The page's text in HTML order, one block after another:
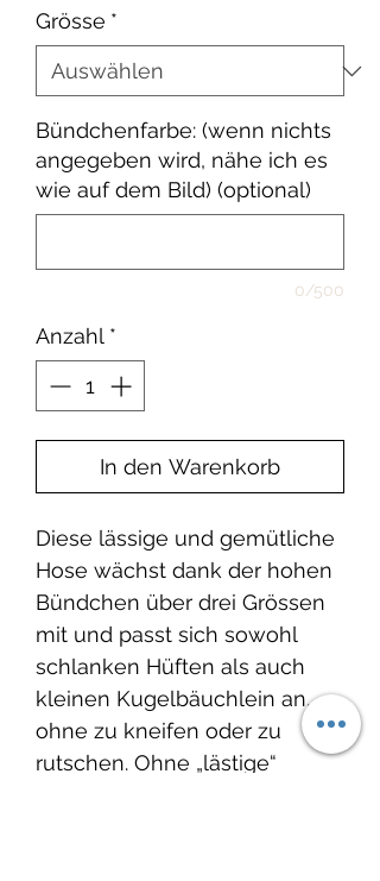
Grösse *
Bündchenfarbe: (wenn nichts
angegeben wird, nähe ich es
wie auf dem Bild) (optional)
0/500
Anzahl *
In den Warenkorb
Diese lässige und gemütliche
Hose wächst dank der hohen
Bündchen über drei Grössen
mit und passt sich sowohl
schlanken Hüften als auch
kleinen Kugelbäuchlein an,
ohne zu kneifen oder zu
rutschen. Ohne „lästige“